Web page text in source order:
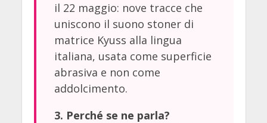
il 22 maggio: nove tracce che
uniscono il suono stoner di
matrice Kyuss alla lingua
italiana, usata come superficie
abrasiva e non come
addolcimento.
3. Perché se ne parla?